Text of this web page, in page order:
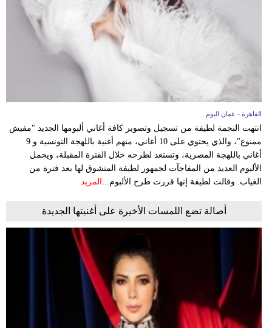
القاهرة - عمان اليوم
انتهت النجمة لطيفة من تسجيل وتصوير كافة أغاني ألبومها الجديد "مفيش
ممنوع"، والذي يحتوي على 10 أغاني، منهم أغنية باللهجة التونسية و 9
أغاني باللهجة المصرية، وتستعد لطرحه خلال الفترة المقبلة، ويحمل
الألبوم العديد من المفاجآت لجمهور لطيفة المتشوق لها بعد فترة من
الغياب. وقالت لطيفة إنها قررت طرح الألبوم... المزيد
أصالة تضع اللمسات الأخيرة على أغنيتها الجديدة